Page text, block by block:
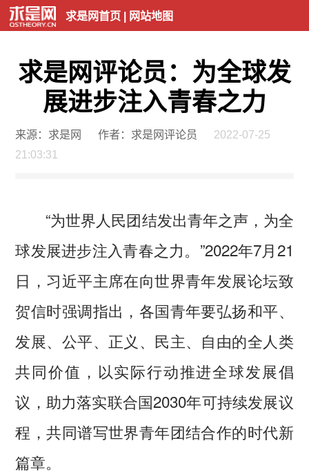
求是网首页| 网站地图
求是网评论员：为全球发
展进步注入青春之力
来源：求是网 作者：求是网评论员
2022-07-25
21:03:31
“为世界人民团结发出青年之声，为全
球发展进步注入青春之力。”2022年7月21
日，习近平主席在向世界青年发展论坛致
贺信时强调指出，各国青年要弘扬和平、
发展、公平、正义、民主、自由的全人类
共同价值，以实际行动推进全球发展倡
议，助力落实联合国2030年可持续发展议
程，共同谱写世界青年团结合作的时代新
篇章。